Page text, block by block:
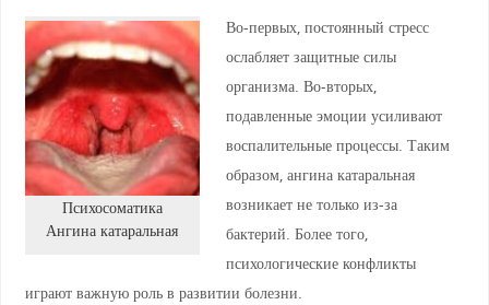
Психосоматика
Ангина катаральная
Во-первых, постоянный стресс
ослабляет защитные силы
организма. Во-вторых,
подавленные эмоции усиливают
воспалительные процессы. Таким
образом, ангина катаральная
возникает не только из-за
бактерий. Более того,
психологические конфликты
играют важную роль в развитии болезни.